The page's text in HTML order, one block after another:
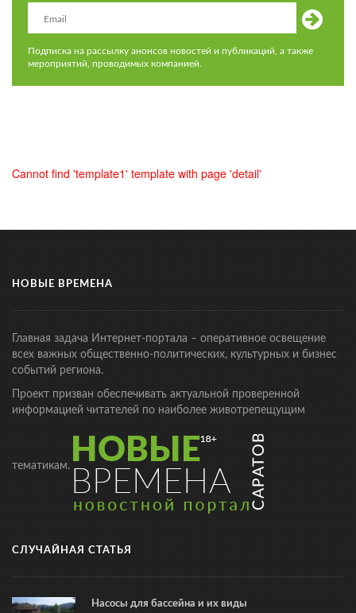
Подписка на рассылку анонсов новостей и публикаций, а также
мероприятий, проводимых компанией.
Cannot find 'template1' template with page 'detail'
НОВЫЕ ВРЕМЕНА
Главная задача Интернет-портала – оперативное освещение
всех важных общественно-политических, культурных и бизнес
событий региона.
Проект призван обеспечивать актуальной проверенной
информацией читателей по наиболее животрепещущим
тематикам.
СЛУЧАЙНАЯ СТАТЬЯ
Насосы для бассейна и их виды